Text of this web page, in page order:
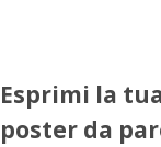
Esprimi la
poster da